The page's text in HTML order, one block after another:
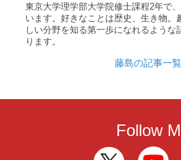
東京大学理学部大学院修士課程2年で
います。好きなことは歴史、生き物。
しい分野を知る第一歩になれるような
ります。
藤島の記事一
Follow